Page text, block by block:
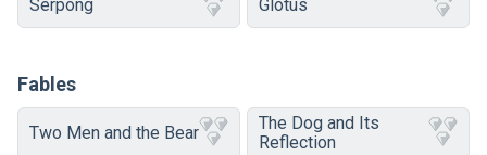
Serpong Glotus
Fables
Two Men and the Bear
The Dog and Its
Reflection